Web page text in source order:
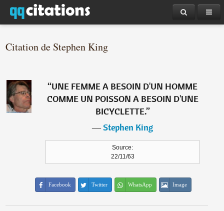
Citation de Stephen King
“UNE FEMME A BESOIN D'UN HOMME
COMME UN POISSON A BESOIN D'UNE
BICYCLETTE.”
―Stephen King
Source:
22/11/63
Facebook Twitter WhatsApp Image